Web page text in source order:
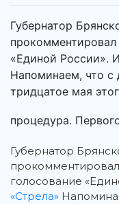
Губернатор
прокомментировал
«Единой России».
Напоминаем, что с
тридцатое мая
процедура.
Губернатор
голосование
«Стрела»